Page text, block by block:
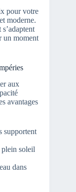
pour votre
moderne.
un moment
aux
avantages
supportent
soleil
dans